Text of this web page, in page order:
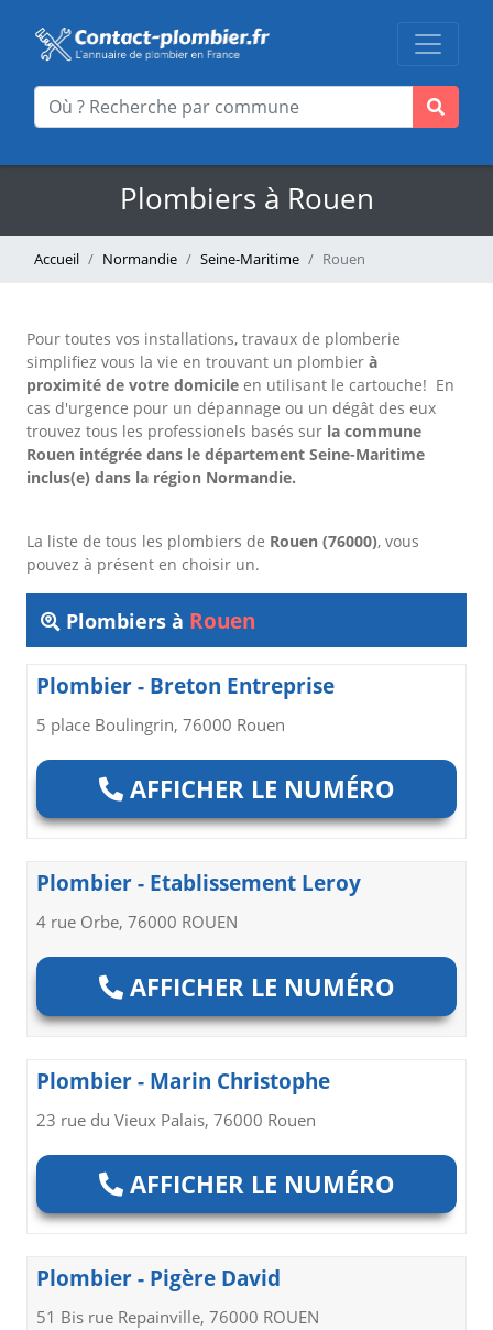
Plombiers à Rouen
Accueil Normandie Seine-Maritime Rouen
Pour toutes vos installations, travaux de plomberie
simplifiez vous la vie en trouvant un plombier à
proximité de votre domicile en utilisant le cartouche! En
cas d'urgence pour un dépannage ou un dégât des eux
trouvez tous les professionels basés sur la commune
Rouen intégrée dans le département Seine-Maritime
inclus(e) dans la région Normandie.
La liste de tous les plombiers de Rouen (76000), vous
pouvez à présent en choisir un.
Plombiers à Rouen
Plombier - Breton Entreprise
5 place Boulingrin, 76000 Rouen
AFFICHER LE NUMÉRO
Plombier - Etablissement Leroy
4 rue Orbe, 76000 ROUEN
AFFICHER LE NUMÉRO
Plombier - Marin Christophe
23 rue du Vieux Palais, 76000 Rouen
AFFICHER LE NUMÉRO
Plombier - Pigère David
51 Bis rue Repainville, 76000 ROUEN